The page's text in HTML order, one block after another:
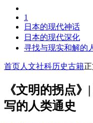
1
日本的现代神话
日本的现代深化
寻找与现实和解的
首页人文社科历史古籍
《文明的拐点
写的人类通史